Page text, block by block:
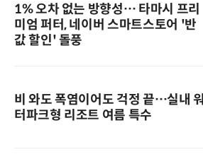
1% 오차 없는 방향성… 타마시 프리
미엄 퍼터, 네이버 스마트스토어 '반
값 할인' 돌풍
비 와도 폭염이어도 걱정 끝…실내 워
터파크형 리조트 여름 특수